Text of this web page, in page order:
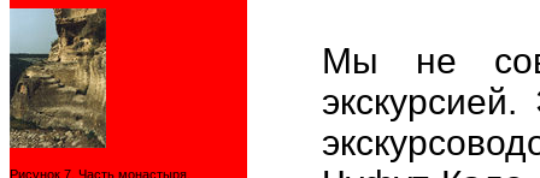
Рисунок 7. Часть монастыря,
Мы не